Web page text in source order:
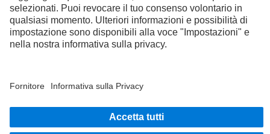
Protezioni dati
Avvertenze legali
Sistema whistleblowing